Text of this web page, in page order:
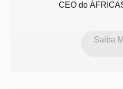
CEO do
Saiba